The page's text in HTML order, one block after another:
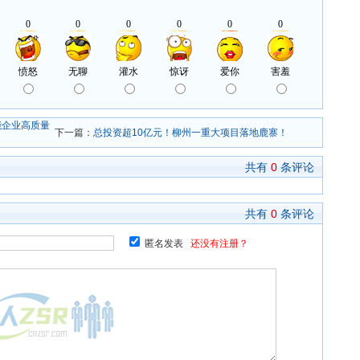
业高质量
下一篇： 总投资超10亿元！柳州一重大项目落地鹿寨！
共有 0 条评论
共有 0 条评论
匿名发表 还没有注册？